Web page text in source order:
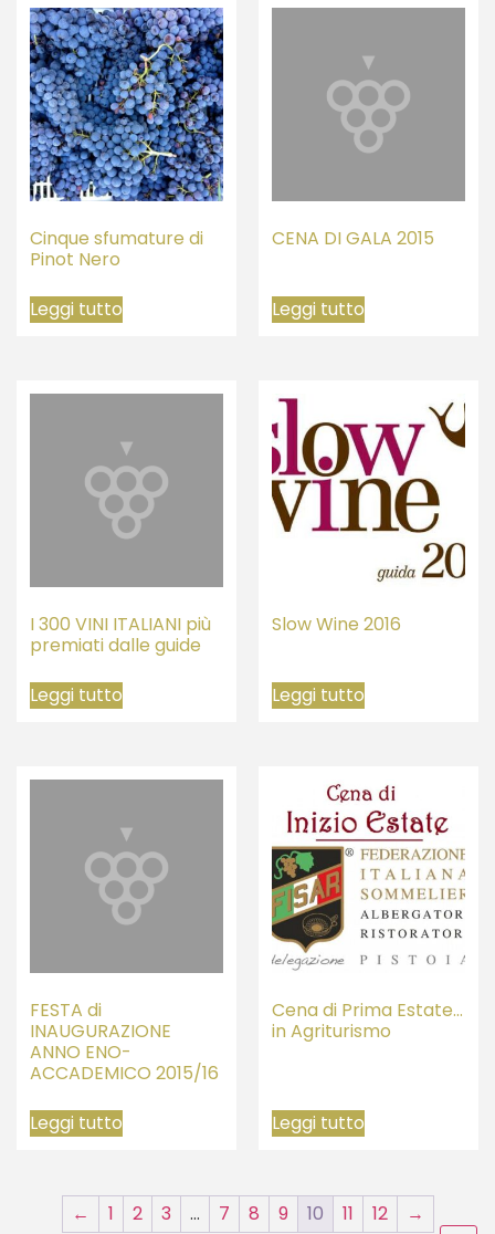
Cinque sfumature di
Pinot Nero
Leggi tutto
CENA DI GALA 2015
Leggi tutto
I 300 VINI ITALIANI più
premiati dalle guide
Leggi tutto
Slow Wine 2016
Leggi tutto
FESTA di
INAUGURAZIONE
ANNO ENO-
ACCADEMICO 2015/16
Leggi tutto
Cena di Prima Estate…
in Agriturismo
Leggi tutto
← 1 2 3 … 7 8 9 10 11 12 →